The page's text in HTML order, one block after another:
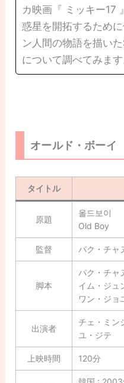
カ映画『 ミッキー17
惑星を開拓するため
ン人間の物語を描い
について調べてみます
オールド・ボーイ
タイトル
原題
올드보이
Old Boy
監督 パク・チャ
脚本
パク・チャ
イム・ジュ
ワン・ジョ
出演者
チェ・ミン
ユ・ジテ
上映時間 120分